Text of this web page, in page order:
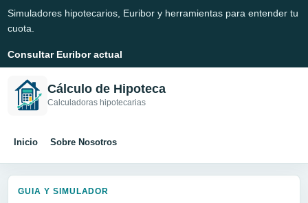
Simuladores hipotecarios, Euribor y herramientas para entender tu
cuota.
Consultar Euribor actual
Cálculo de Hipoteca
Calculadoras hipotecarias
Inicio Sobre Nosotros
GUIA Y SIMULADOR